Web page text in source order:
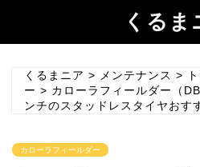
くるま
くるまニア > メンテナンス >
ー > カローラフィールダー（
ンチのスタッドレスタイヤおす
カローラフィールダー